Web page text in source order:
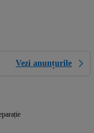
Vezi anunțurile